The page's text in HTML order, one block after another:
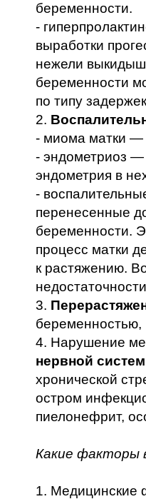
беременности.
-
выработки
нежели
беременности
по типу
2.
- миома матки —
- эндометриоз —
эндометрия в
-
перенесенные
беременности.
процесс матки
к растяжению.
3.
4. Нарушение
нервной
хронической
остром
пиелонефрит,
Какие факторы
1. Медицинские